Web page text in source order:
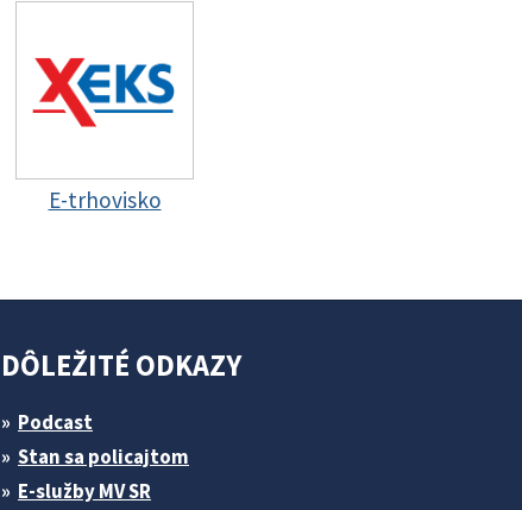
E-trhovisko
DÔLEŽITÉ ODKAZY
Podcast
Stan sa policajtom
E-služby MV SR